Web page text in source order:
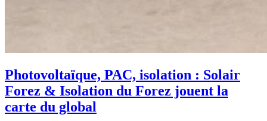
Photovoltaïque, PAC, isolation : Solair
Forez & Isolation du Forez jouent la
carte du global